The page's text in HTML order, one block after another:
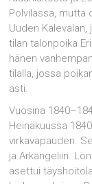
Polvilassa, mutta
Uuden
tilan talonpoika
hänen
tilalla, jossa
asti.
Vuosina
Heinäkuussa
virkavapauden.
ja Arkangeliin.
asettui